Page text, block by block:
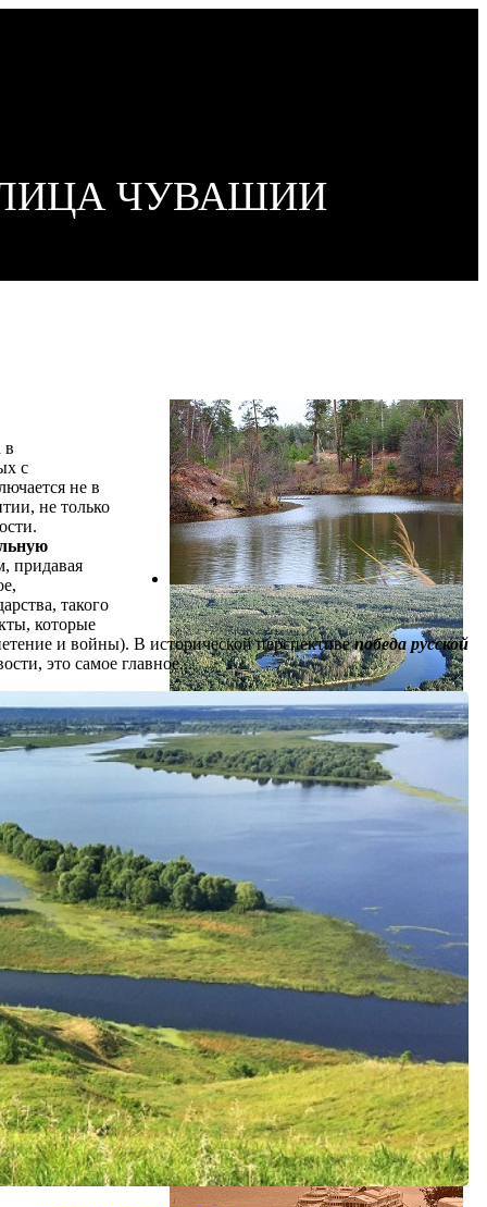
ЧУВАШИИ
в
с
не в
не только
придавая
такого
которые
и войны). В исторической перспективепобеда русской
это самое главное...